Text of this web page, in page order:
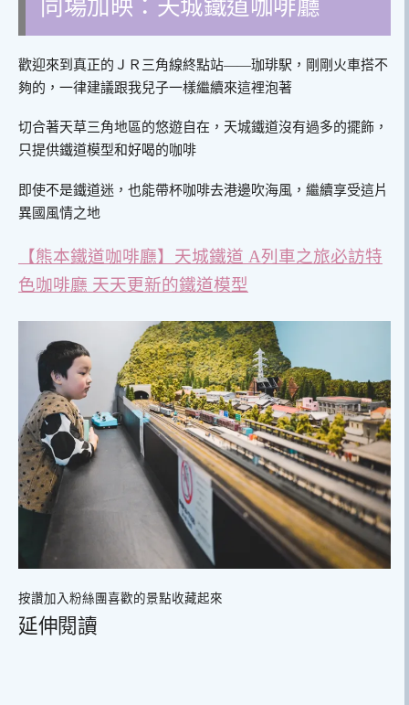
同場加映：天城鐵道咖啡廳
歡迎來到真正的ＪＲ三角線終點站——珈琲駅，剛剛火車搭不
夠的，一律建議跟我兒子一樣繼續來這裡泡著
切合著天草三角地區的悠遊自在，天城鐵道沒有過多的擺飾，
只提供鐵道模型和好喝的咖啡
即使不是鐵道迷，也能帶杯咖啡去港邊吹海風，繼續享受這片
異國風情之地
【熊本鐵道咖啡廳】天城鐵道 A列車之旅必訪特
色咖啡廳 天天更新的鐵道模型
按讚加入粉絲團喜歡的景點收藏起來
延伸閱讀